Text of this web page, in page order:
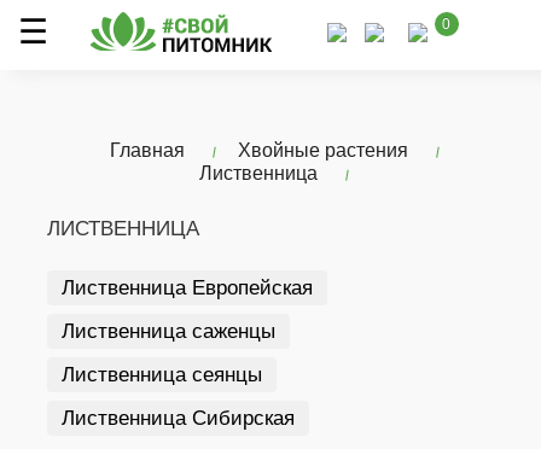
0
Главная
Хвойные растения
Лиственница
ЛИСТВЕННИЦА
Лиственница Европейская
Лиственница саженцы
Лиственница сеянцы
Лиственница Сибирская